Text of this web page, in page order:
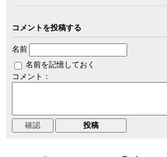
コメントを投稿する
名前
名前を記憶しておく
コメント：